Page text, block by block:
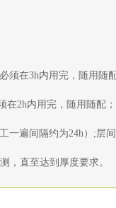
须在3h内用完，随用随配
2h内用完，随用随配；
一遍间隔约为24h）;层
，直至达到厚度要求。